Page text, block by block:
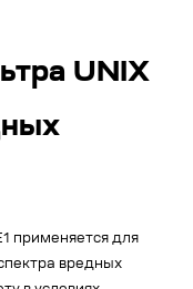
UNIX
применяется для
вредных